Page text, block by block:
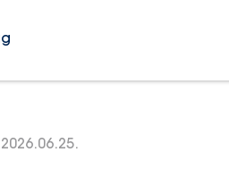
2026.06.25.